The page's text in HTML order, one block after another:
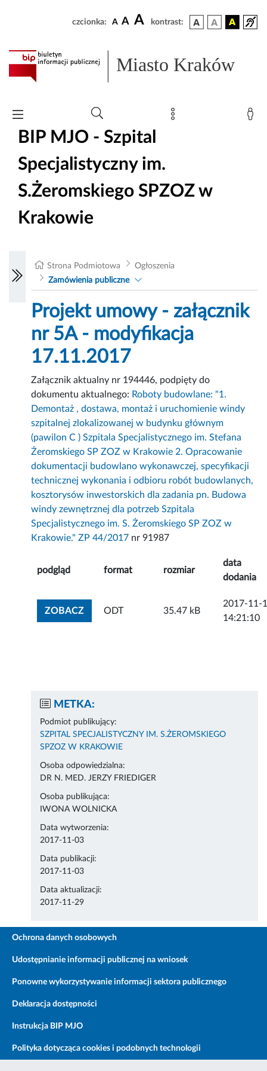
czcionka: A A A kontrast:
Miasto Kraków
BIP MJO - Szpital
Specjalistyczny im.
S.Żeromskiego SPZOZ w
Krakowie
Strona Podmiotowa
Ogłoszenia
Zamówienia publiczne
Projekt umowy - załącznik
nr 5A - modyfikacja
17.11.2017
Załącznik aktualny nr 194446, podpięty do
dokumentu aktualnego: Roboty budowlane: "1.
Demontaż , dostawa, montaż i uruchomienie windy
szpitalnej zlokalizowanej w budynku głównym
(pawilon C ) Szpitala Specjalistycznego im. Stefana
Żeromskiego SP ZOZ w Krakowie 2. Opracowanie
dokumentacji budowlano wykonawczej, specyfikacji
technicznej wykonania i odbioru robót budowlanych,
kosztorysów inwestorskich dla zadania pn. Budowa
windy zewnętrznej dla potrzeb Szpitala
Specjalistycznego im. S. Żeromskiego SP ZOZ w
Krakowie." ZP 44/2017 nr 91987
podgląd format rozmiar
data
dodania
ZOBACZZOBACZ ZAŁĄCZNIK
ODT 35.47 kB
2017-11-
14:21:10
METKA:
Podmiot publikujący:
SZPITAL SPECJALISTYCZNY IM. S.ŻEROMSKIEGO
SPZOZ W KRAKOWIE
Osoba odpowiedzialna:
DR N. MED. JERZY FRIEDIGER
Osoba publikująca:
IWONA WOLNICKA
Data wytworzenia:
2017-11-03
Data publikacji:
2017-11-03
Data aktualizacji:
2017-11-29
Ochrona danych osobowych
Udostępnianie informacji publicznej na wniosek
Ponowne wykorzystywanie informacji sektora publicznego
Deklaracja dostępności
Instrukcja BIP MJO
Polityka dotycząca cookies i podobnych technologii